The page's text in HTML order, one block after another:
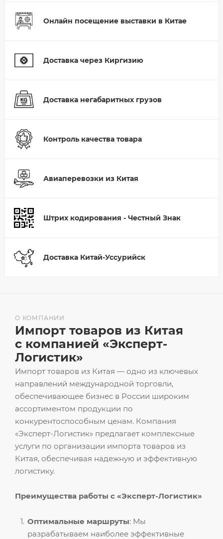
Онлайн посещение выставки в Китае
Доставка через Киргизию
Доставка негабаритных грузов
Контроль качества товара
Авиаперевозки из Китая
Штрих кодирования - Честный Знак
Доставка Китай-Уссурийск
Импорт товаров из Китая — одно из ключевых
направлений международной торговли,
обеспечивающее бизнес в России широким
ассортиментом продукции по
конкурентоспособным ценам. Компания
«Эксперт-Логистик» предлагает комплексные
услуги по организации импорта товаров из
Китая, обеспечивая надежную и эффективную
логистику.
Преимущества работы с «Эксперт-Логистик»
Оптимальные маршруты: Мы
разрабатываем наиболее эффективные
О КОМПАНИИ
Импорт товаров из Китая
с компанией «Эксперт-
Логистик»